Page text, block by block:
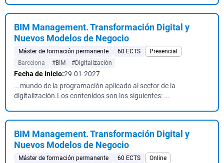
BIM Management. Transformación Digital y
Nuevos Modelos de Negocio
Máster de formación permanente 60 ECTS
Presencial
Barcelona
#BIM #Digitalización
Fecha de inicio:29-01-2027
...mundo de la programación aplicado al sector de la
digitalización.Los contenidos son los siguientes: ...
BIM Management. Transformación Digital y
Nuevos Modelos de Negocio
Máster de formación permanente 60 ECTS
Online